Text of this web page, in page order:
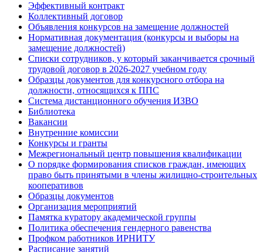
Эффективный контракт
Коллективный договор
Объявления конкурсов на замещение должностей
Нормативная документация (конкурсы и выборы на
замещение должностей)
Списки сотрудников, у который заканчивается срочный
трудовой договор в 2026-2027 учебном году
Образцы документов для конкурсного отбора на
должности, относящихся к ППС
Система дистанционного обучения ИЗВО
Библиотека
Вакансии
Внутренние комиссии
Конкурсы и гранты
Межрегиональный центр повышения квалификации
О порядке формирования списков граждан, имеющих
право быть принятыми в члены жилищно-строительных
кооперативов
Образцы документов
Организация мероприятий
Памятка куратору академической группы
Политика обеспечения гендерного равенства
Профком работников ИРНИТУ
Расписание занятий